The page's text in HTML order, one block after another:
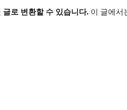
로 변환할 수 있습니다. 이 글에서